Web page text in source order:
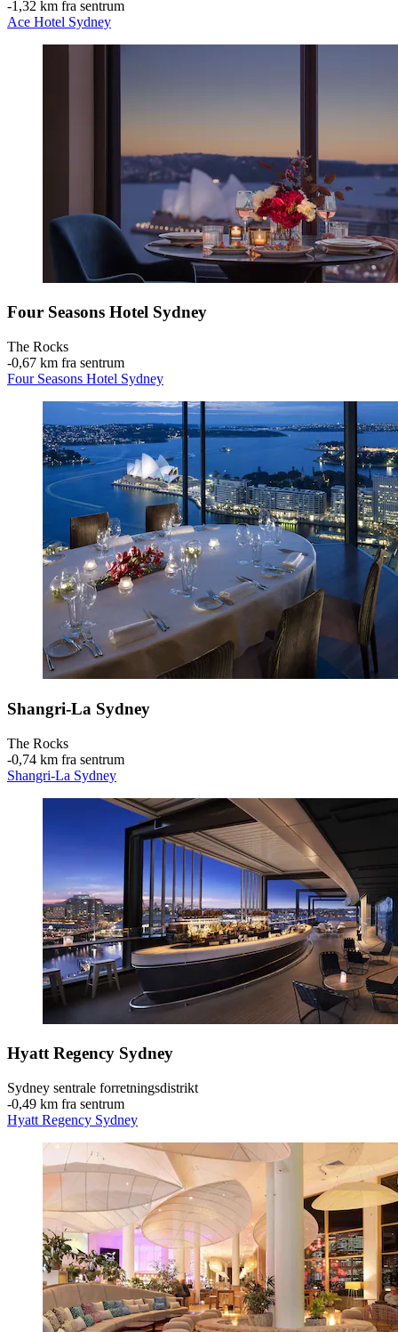
‐1,32 km fra sentrum
Ace Hotel Sydney
Four Seasons Hotel Sydney
The Rocks
‐0,67 km fra sentrum
Four Seasons Hotel Sydney
Shangri-La Sydney
The Rocks
‐0,74 km fra sentrum
Shangri-La Sydney
Hyatt Regency Sydney
Sydney sentrale forretningsdistrikt
‐0,49 km fra sentrum
Hyatt Regency Sydney